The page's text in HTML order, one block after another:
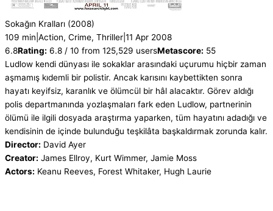
Sokağın Kralları (2008)
109 min Action, Crime, Thriller 11 Apr 2008
6.8Rating: 6.8 / 10 from 125,529 usersMetascore: 55
Ludlow kendi dünyası ile sokaklar arasındaki uçurumu hiçbir zaman
aşmamış kıdemli bir polistir. Ancak karısını kaybettikten sonra
hayatı keyifsiz, karanlık ve ölümcül bir hâl alacaktır. Görev aldığı
polis departmanında yozlaşmaları fark eden Ludlow, partnerinin
ölümü ile ilgili dosyada araştırma yaparken, tüm hayatını adadığı ve
kendisinin de içinde bulunduğu teşkilâta başkaldırmak zorunda kalır.
Director: David Ayer
Creator: James Ellroy, Kurt Wimmer, Jamie Moss
Actors: Keanu Reeves, Forest Whitaker, Hugh Laurie